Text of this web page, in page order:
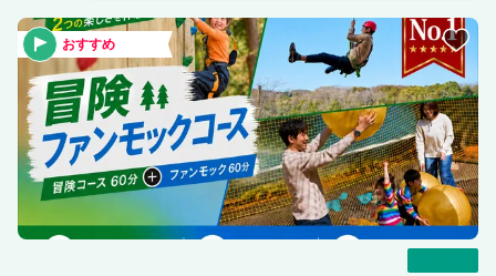
おすすめ